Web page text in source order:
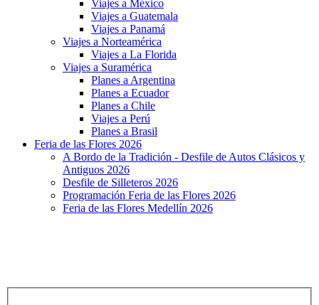
Viajes a México
Viajes a Guatemala
Viajes a Panamá
Viajes a Norteamérica
Viajes a La Florida
Viajes a Suramérica
Planes a Argentina
Planes a Ecuador
Planes a Chile
Viajes a Perú
Planes a Brasil
Feria de las Flores 2026
A Bordo de la Tradición - Desfile de Autos Clásicos y
Antiguos 2026
Desfile de Silleteros 2026
Programación Feria de las Flores 2026
Feria de las Flores Medellín 2026